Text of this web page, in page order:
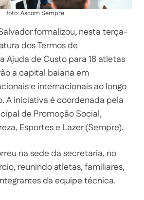
foto: Ascom Sempre
formalizou, nesta terça-
dos Termos de
Ajuda de Custo para 18 atletas
a capital baiana em
e internacionais ao longo
A iniciativa é coordenada pela
de Promoção Social,
Esportes e Lazer (Sempre).
na sede da secretaria, no
reunindo atletas, familiares,
da equipe técnica.